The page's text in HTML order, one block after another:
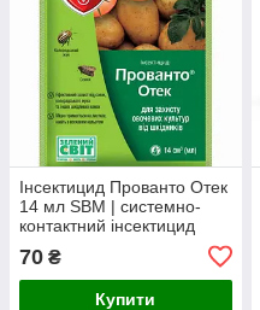
Інсектицид Прованто Отек
14 мл SBM | системно-
контактний інсектицид
широкого спектра дії для
овочевих, плодових та
польових культу
70 ₴
Купити